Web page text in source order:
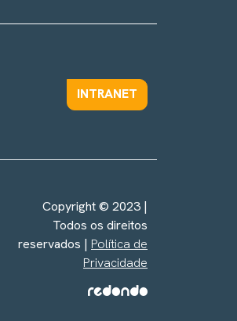
INTRANET
Copyright © 2023 |
Todos os direitos
reservados | Política de
Privacidade